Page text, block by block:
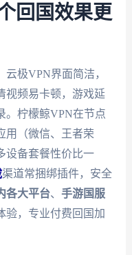
回国效果更
极VPN界面简洁，
视频易卡顿，游戏延
。柠檬鲸VPN在节点
用（微信、王者荣
设备套餐性价比一
渠道常捆绑插件，安全
各大平台、 手游国服
验，专业付费回国加